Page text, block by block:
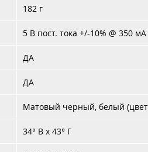
182 г
5 В пост. тока +/-10% @ 350 мА
ДА
ДА
Матовый черный, белый (цвет
34° В x 43° Г